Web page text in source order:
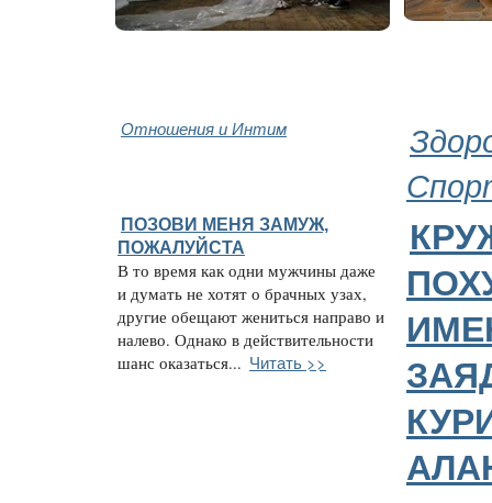
Отношения и Интим
ПОЗОВИ МЕНЯ ЗАМУЖ,
ПОЖАЛУЙСТА
В то время как одни мужчины даже
и думать не хотят о брачных узах,
другие обещают жениться направо и
налево. Однако в действительности
шанс оказаться... Читать >>